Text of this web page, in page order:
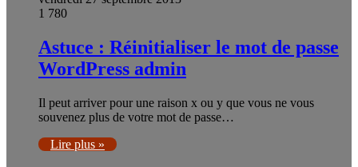
1 780
Astuce : Réinitialiser le mot de passe
WordPress admin
Il peut arriver pour une raison x ou y que vous ne vous
souvenez plus de votre mot de passe…
Lire plus »